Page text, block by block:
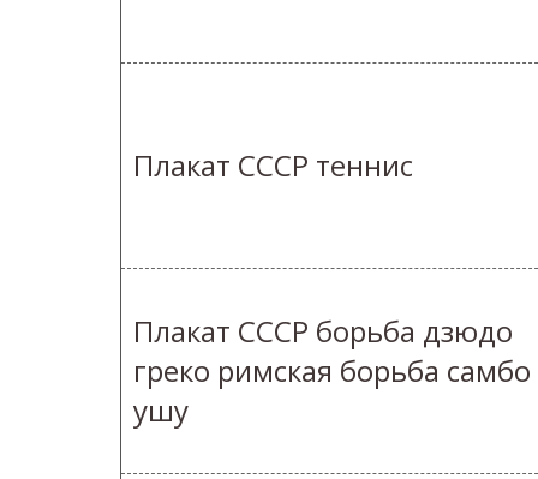
Плакат СССР теннис
Плакат СССР борьба дзюдо
греко римская борьба самбо
ушу